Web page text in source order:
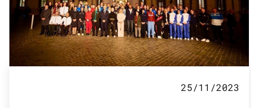
25/11/2023